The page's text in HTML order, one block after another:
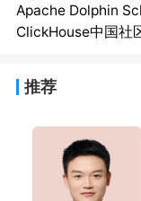
Apache Dolphin
推荐